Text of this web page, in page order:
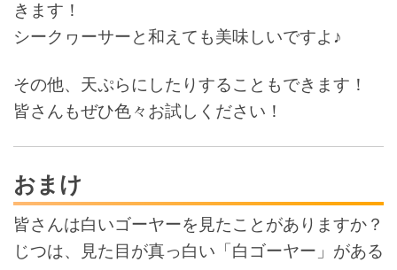
きます！
シークヮーサーと和えても美味しいですよ♪
その他、天ぷらにしたりすることもできます！
皆さんもぜひ色々お試しください！
おまけ
皆さんは白いゴーヤーを見たことがありますか？
じつは、見た目が真っ白い「白ゴーヤー」がある